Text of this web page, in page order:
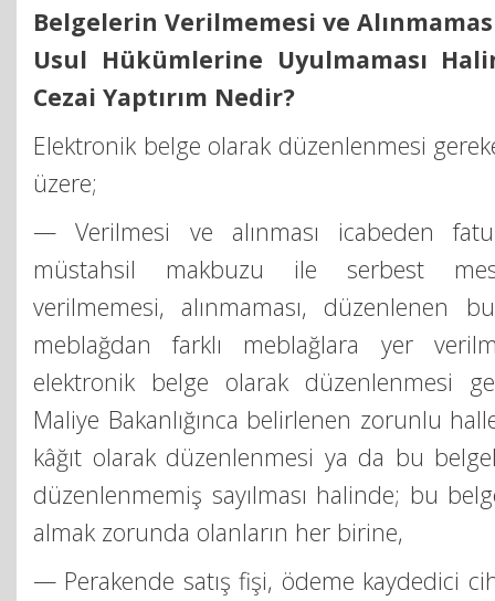
Belgelerin Verilmemesi ve
Usul Hükümlerine Uyulmaması
Cezai Yaptırım Nedir?
Elektronik belge olarak düzenlenmesi
üzere;
— Verilmesi ve alınması icabeden
müstahsil makbuzu ile serbest
verilmemesi, alınmaması, düzenlenen
meblağdan farklı meblağlara yer
elektronik belge olarak düzenlenmesi
Maliye Bakanlığınca belirlenen zorunlu
kâğıt olarak düzenlenmesi ya da bu
düzenlenmemiş sayılması halinde; bu
almak zorunda olanların her birine,
— Perakende satış fişi, ödeme kaydedici